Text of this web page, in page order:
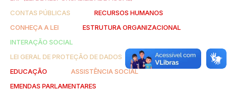
CONTAS PÚBLICAS
RECURSOS HUMANOS
CONHEÇA A LEI
ESTRUTURA ORGANIZACIONAL
INTERAÇÃO SOCIAL
LEI GERAL DE PROTEÇÃO DE DADOS
SAÚDE
EDUCAÇÃO
ASSISTÊNCIA SOCIAL
EMENDAS PARLAMENTARES